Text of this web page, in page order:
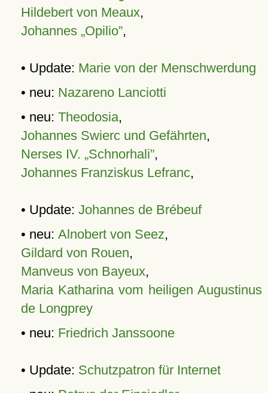
Hildebert von Meaux,
Johannes „Opilio”,
• Update: Marie von der Menschwerdung
• neu: Nazareno Lanciotti
• neu: Theodosia,
Johannes Swierc und Gefährten,
Nerses IV. „Schnorhali”,
Johannes Franziskus Lefranc,
• Update: Johannes de Brébeuf
• neu: Alnobert von Seez,
Gildard von Rouen,
Manveus von Bayeux,
Maria Katharina vom heiligen Augustinus
de Longprey
• neu: Friedrich Janssoone
• Update: Schutzpatron für Internet